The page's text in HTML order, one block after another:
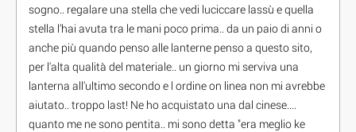
sogno.. regalare una stella che vedi luciccare lassù e quella
stella l'hai avuta tra le mani poco prima.. da un paio di anni o
anche più quando penso alle lanterne penso a questo sito,
per l'alta qualità del materiale.. un giorno mi serviva una
lanterna all'ultimo secondo e l ordine on linea non mi avrebbe
aiutato.. troppo last! Ne ho acquistato una dal cinese....
quanto me ne sono pentita.. mi sono detta "era meglio ke